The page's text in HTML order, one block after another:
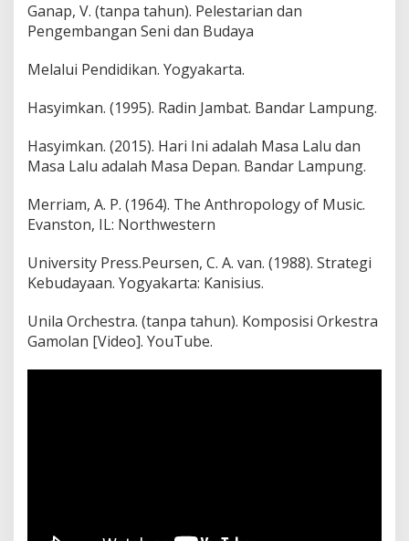
Ganap, V. (tanpa tahun). Pelestarian dan
Pengembangan Seni dan Budaya
Melalui Pendidikan. Yogyakarta.
Hasyimkan. (1995). Radin Jambat. Bandar Lampung.
Hasyimkan. (2015). Hari Ini adalah Masa Lalu dan
Masa Lalu adalah Masa Depan. Bandar Lampung.
Merriam, A. P. (1964). The Anthropology of Music.
Evanston, IL: Northwestern
University Press.Peursen, C. A. van. (1988). Strategi
Kebudayaan. Yogyakarta: Kanisius.
Unila Orchestra. (tanpa tahun). Komposisi Orkestra
Gamolan [Video]. YouTube.